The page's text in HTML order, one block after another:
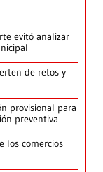
evitó analizar
de retos y
provisional para
preventiva
los comercios